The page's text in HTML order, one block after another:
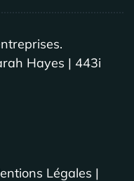
Hayes | 443i
Légales |